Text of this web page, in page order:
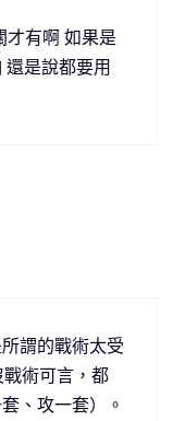
才有啊 如果是
還是說都要用
謂的戰術太受
術可言，都
、攻一套）。